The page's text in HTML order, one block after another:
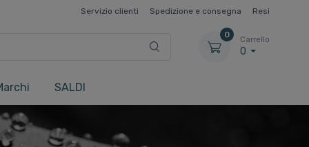
Servizio clienti Spedizione e consegna Resi
0
Carrello
0
SALDI